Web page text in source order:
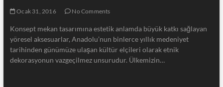
Ocak 31, 2016 No Comments
Konsept mekan tasarımına estetik anlamda büyük katkı sağlayan
yöresel aksesuarlar, Anadolu’nun binlerce yıllık medeniyet
tarihinden günümüze ulaşan kültür elçileri olarak etnik
dekorasyonun vazgeçilmez unsurudur. Ülkemizin…